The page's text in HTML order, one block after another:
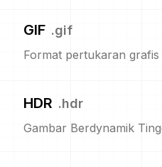
GIF .gif
Format pertukaran
HDR .hdr
Gambar Berdynamik